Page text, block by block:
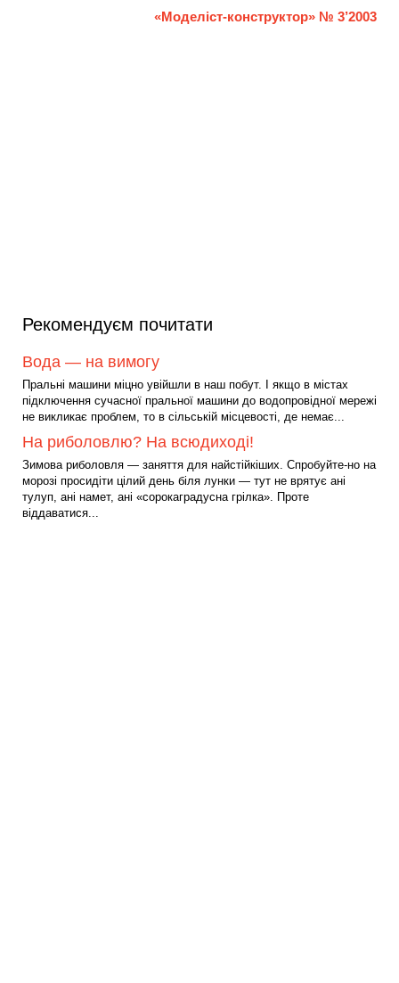
«Моделіст-конструктор» № 3’2003
Рекомендуєм почитати
Вода — на вимогу
Пральні машини міцно увійшли в наш побут. І якщо в містах
підключення сучасної пральної машини до водопровідної мережі
не викликає проблем, то в сільській місцевості, де немає...
На риболовлю? На всюдиході!
Зимова риболовля — заняття для найстійкіших. Спробуйте-но на
морозі просидіти цілий день біля лунки — тут не врятує ані
тулуп, ані намет, ані «сорокаградусна грілка». Проте
віддаватися...